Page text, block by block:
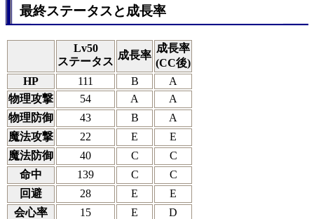
最終ステータスと成長率
Lv50
ステータス
成長率
成長率
(CC後)
HP
111 B
A
物理攻撃
54 A
A
物理防御
43 B
A
魔法攻撃
22 E
E
魔法防御
40 C
C
命中
139 C
C
回避
28 E
E
会心率
15 E
D